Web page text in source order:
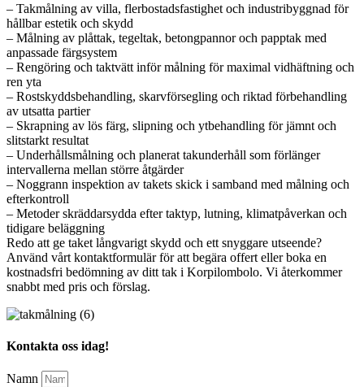
– Takmålning av villa, flerbostadsfastighet och industribyggnad för
hållbar estetik och skydd
– Målning av plåttak, tegeltak, betongpannor och papptak med
anpassade färgsystem
– Rengöring och taktvätt inför målning för maximal vidhäftning och
ren yta
– Rostskyddsbehandling, skarvförsegling och riktad förbehandling
av utsatta partier
– Skrapning av lös färg, slipning och ytbehandling för jämnt och
slitstarkt resultat
– Underhållsmålning och planerat takunderhåll som förlänger
intervallerna mellan större åtgärder
– Noggrann inspektion av takets skick i samband med målning och
efterkontroll
– Metoder skräddarsydda efter taktyp, lutning, klimatpåverkan och
tidigare beläggning
Redo att ge taket långvarigt skydd och ett snyggare utseende?
Använd vårt kontaktformulär för att begära offert eller boka en
kostnadsfri bedömning av ditt tak i Korpilombolo. Vi återkommer
snabbt med pris och förslag.
Kontakta oss idag!
Namn